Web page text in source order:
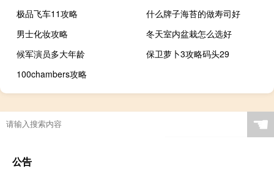
极品飞车11攻略
什么牌子海苔的做寿司好
男士化妆攻略
冬天室内盆栽怎么选好
候军演员多大年龄
保卫萝卜3攻略码头29
100chambers攻略
☚
公告